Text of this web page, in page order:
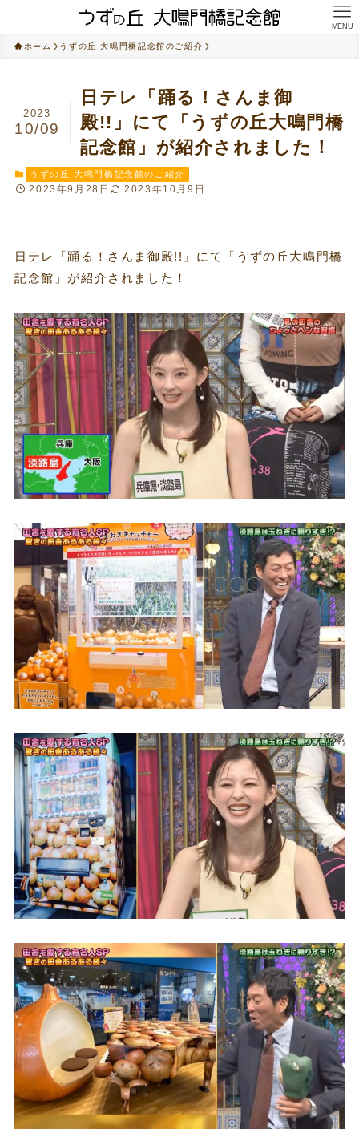
MENU
ホーム うずの丘 大鳴門橋記念館のご紹介
日テレ「踊る！さんま御
殿!!」にて「うずの丘大鳴門橋
記念館」が紹介されました！
2023
10/09
うずの丘 大鳴門橋記念館のご紹介
2023年9月28日 2023年10月9日
日テレ「踊る！さんま御殿!!」にて「うずの丘大鳴門橋
記念館」が紹介されました！